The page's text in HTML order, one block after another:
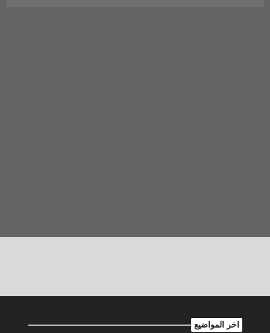
اخر المواضيع